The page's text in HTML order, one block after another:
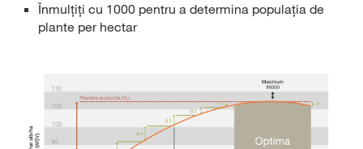
Înmulțiți cu 1000 pentru a determina populația de
plante per hectar